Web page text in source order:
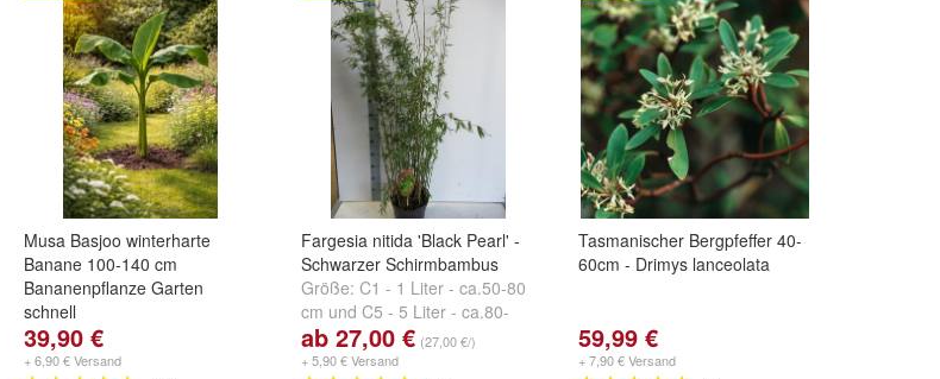
Musa Basjoo winterharte
Banane 100-140 cm
Bananenpflanze Garten
schnell
39,90 €
+ 6,90 € Versand
Fargesia nitida 'Black Pearl' -
Schwarzer Schirmbambus
Größe: C1 - 1 Liter - ca.50-80
cm und C5 - 5 Liter - ca.80-
120 cm
ab 27,00 € (27,00 €/)
+ 5,90 € Versand
Tasmanischer Bergpfeffer 40-
60cm - Drimys lanceolata
59,99 €
+ 7,90 € Versand